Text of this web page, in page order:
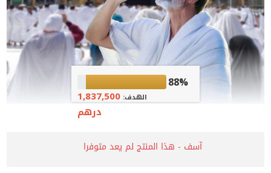
88%
الهدف:1,837,500
درهم
آسف - هذا المنتج لم يعد متوفرا